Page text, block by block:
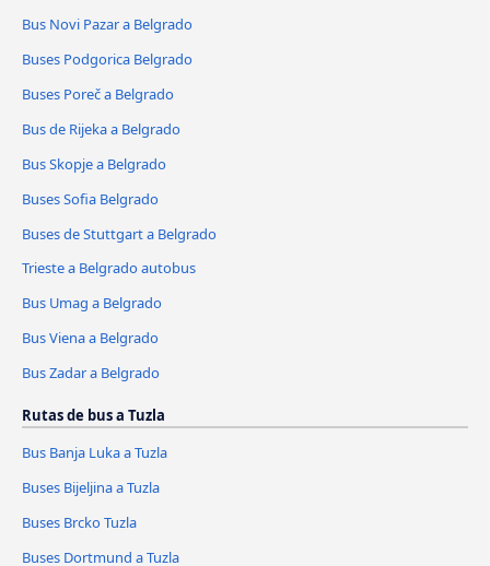
Bus Novi Pazar a Belgrado
Buses Podgorica Belgrado
Buses Poreč a Belgrado
Bus de Rijeka a Belgrado
Bus Skopje a Belgrado
Buses Sofia Belgrado
Buses de Stuttgart a Belgrado
Trieste a Belgrado autobus
Bus Umag a Belgrado
Bus Viena a Belgrado
Bus Zadar a Belgrado
Rutas de bus a Tuzla
Bus Banja Luka a Tuzla
Buses Bijeljina a Tuzla
Buses Brcko Tuzla
Buses Dortmund a Tuzla